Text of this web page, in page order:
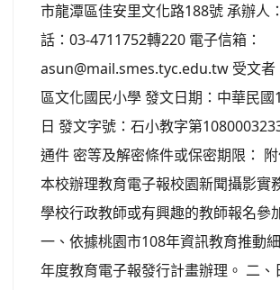
市龍潭區佳安里文化路188號 承辦人
話：03-4711752轉220 電子信箱：
asun@mail.smes.tyc.edu.tw 受文者
區文化國民小學 發文日期：中華民
日 發文字號：石小教字第
通件 密等及解密條件或保密期限： 附
本校辦理教育電子報校園新聞攝影實
學校行政教師或有興趣的教師報名參
一、依據桃園市108年資訊教育推動
年度教育電子報發行計畫辦理。 二、